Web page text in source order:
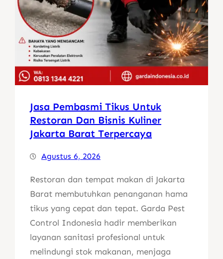
Jasa Pembasmi Tikus Untuk
Restoran Dan Bisnis Kuliner
Jakarta Barat Terpercaya
Agustus 6, 2026
Restoran dan tempat makan di Jakarta
Barat membutuhkan penanganan hama
tikus yang cepat dan tepat. Garda Pest
Control Indonesia hadir memberikan
layanan sanitasi profesional untuk
melindungi stok makanan, menjaga